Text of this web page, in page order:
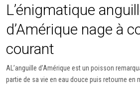
L’énigmatique
d’Amérique nage à
courant
AL’anguille d’Amérique est un poisson
partie de sa vie en eau douce puis retourne en